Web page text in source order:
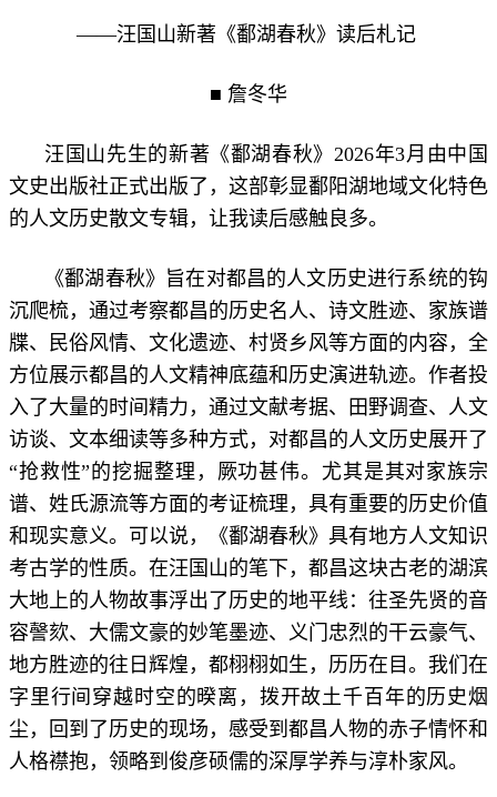
——汪国山新著《鄱湖春秋》读后札记
■ 詹冬华
汪国山先生的新著《鄱湖春秋》2026年3月由中国
文史出版社正式出版了，这部彰显鄱阳湖地域文化特色
的人文历史散文专辑，让我读后感触良多。
《鄱湖春秋》旨在对都昌的人文历史进行系统的钩
沉爬梳，通过考察都昌的历史名人、诗文胜迹、家族谱
牒、民俗风情、文化遗迹、村贤乡风等方面的内容，全
方位展示都昌的人文精神底蕴和历史演进轨迹。作者投
入了大量的时间精力，通过文献考据、田野调查、人文
访谈、文本细读等多种方式，对都昌的人文历史展开了
“抢救性”的挖掘整理，厥功甚伟。尤其是其对家族宗
谱、姓氏源流等方面的考证梳理，具有重要的历史价值
和现实意义。可以说，《鄱湖春秋》具有地方人文知识
考古学的性质。在汪国山的笔下，都昌这块古老的湖滨
大地上的人物故事浮出了历史的地平线：往圣先贤的音
容謦欬、大儒文豪的妙笔墨迹、义门忠烈的干云豪气、
地方胜迹的往日辉煌，都栩栩如生，历历在目。我们在
字里行间穿越时空的暌离，拨开故土千百年的历史烟
尘，回到了历史的现场，感受到都昌人物的赤子情怀和
人格襟抱，领略到俊彦硕儒的深厚学养与淳朴家风。